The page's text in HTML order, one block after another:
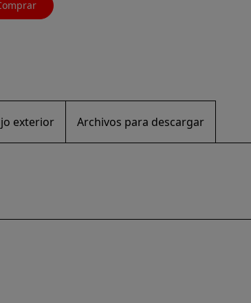
exterior Archivos para descargar